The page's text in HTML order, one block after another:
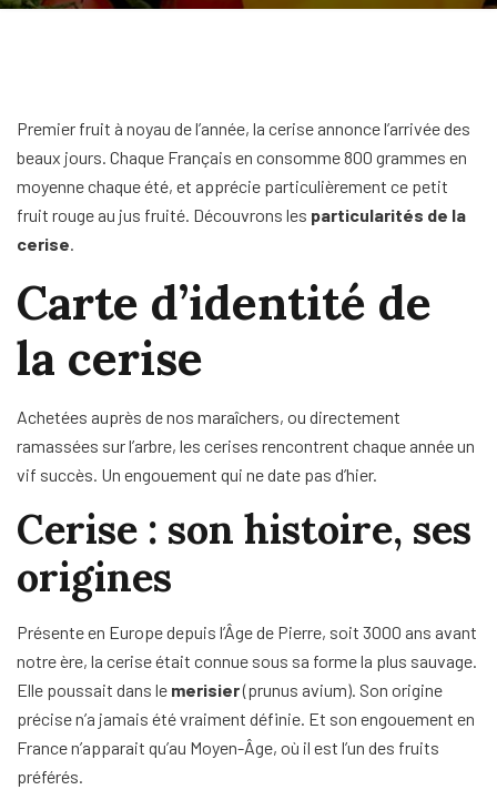
Premier fruit à noyau de l’année, la cerise annonce l’arrivée des
beaux jours. Chaque Français en consomme 800 grammes en
moyenne chaque été, et apprécie particulièrement ce petit
fruit rouge au jus fruité. Découvrons les particularités de la
cerise.
Carte d’identité de
la cerise
Achetées auprès de nos maraîchers, ou directement
ramassées sur l’arbre, les cerises rencontrent chaque année un
vif succès. Un engouement qui ne date pas d’hier.
Cerise : son histoire, ses
origines
Présente en Europe depuis l’Âge de Pierre, soit 3000 ans avant
notre ère, la cerise était connue sous sa forme la plus sauvage.
Elle poussait dans le merisier(prunus avium). Son origine
précise n’a jamais été vraiment définie. Et son engouement en
France n’apparait qu’au Moyen-Âge, où il est l’un des fruits
préférés.